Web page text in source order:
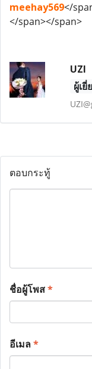
meehay569</
</span></span>
UZI
ผู้เ
ตอบกระทู้
ชื่อผู้โพส*
อีเมล*